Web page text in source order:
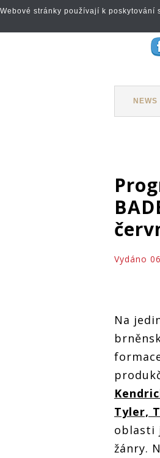
NEWS
Vydáno
Na
Tyler,
oblasti
žánry.
Webové stránky používají k